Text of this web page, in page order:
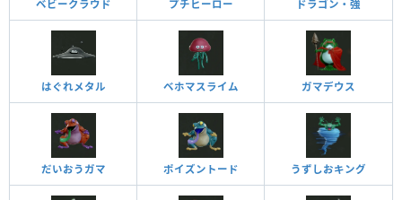
ベビークラウド プチヒーロー ドラゴン・強
はぐれメタル ベホマスライム ガマデウス
だいおうガマ ポイズントード うずしおキング